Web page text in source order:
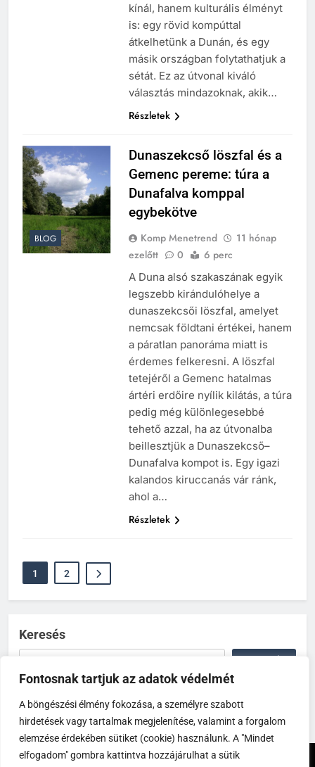
Fontosnak tartjuk az adatok védelmét
A böngészési élmény fokozása, a személyre szabott
hirdetések vagy tartalmak megjelenítése, valamint a forgalom
elemzése érdekében sütiket (cookie) használunk. A "Mindet
elfogadom" gombra kattintva hozzájárulhat a sütik
kínál, hanem kulturális élményt
is: egy rövid kompúttal
átkelhetünk a Dunán, és egy
másik országban folytathatjuk a
sétát. Ez az útvonal kiváló
választás mindazoknak, akik…
Részletek
BLOG
Dunaszekcső löszfal és a
Gemenc pereme: túra a
Dunafalva komppal
egybekötve
Komp Menetrend
11 hónap
ezelőtt
0 6 perc
A Duna alsó szakaszának egyik
legszebb kirándulóhelye a
dunaszekcsői löszfal, amelyet
nemcsak földtani értékei, hanem
a páratlan panoráma miatt is
érdemes felkeresni. A löszfal
tetejéről a Gemenc hatalmas
ártéri erdőire nyílik kilátás, a túra
pedig még különlegesebbé
tehető azzal, ha az útvonalba
beillesztjük a Dunaszekcső–
Dunafalva kompot is. Egy igazi
kalandos kiruccanás vár ránk,
ahol a…
Részletek
1 2
Keresés